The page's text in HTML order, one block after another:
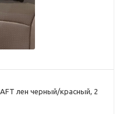
лен черный/красный, 2